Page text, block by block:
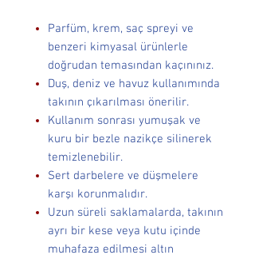
Parfüm, krem, saç spreyi ve
benzeri kimyasal ürünlerle
doğrudan temasından kaçınınız.
Duş, deniz ve havuz kullanımında
takının çıkarılması önerilir.
Kullanım sonrası yumuşak ve
kuru bir bezle nazikçe silinerek
temizlenebilir.
Sert darbelere ve düşmelere
karşı korunmalıdır.
Uzun süreli saklamalarda, takının
ayrı bir kese veya kutu içinde
muhafaza edilmesi altın